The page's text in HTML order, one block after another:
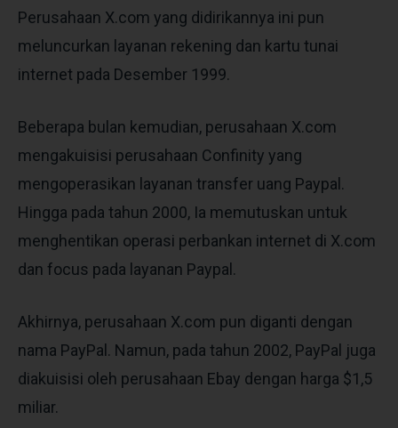
Perusahaan X.com yang didirikannya ini pun
meluncurkan layanan rekening dan kartu tunai
internet pada Desember 1999.
Beberapa bulan kemudian, perusahaan X.com
mengakuisisi perusahaan Confinity yang
mengoperasikan layanan transfer uang Paypal.
Hingga pada tahun 2000, Ia memutuskan untuk
menghentikan operasi perbankan internet di X.com
dan focus pada layanan Paypal.
Akhirnya, perusahaan X.com pun diganti dengan
nama PayPal. Namun, pada tahun 2002, PayPal juga
diakuisisi oleh perusahaan Ebay dengan harga $1,5
miliar.